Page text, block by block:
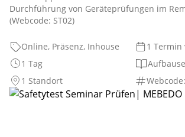
Durchführung von Geräteprüfungen im
(Webcode: ST02)
Online, Präsenz, Inhouse
1
1 Tag
1 Standort